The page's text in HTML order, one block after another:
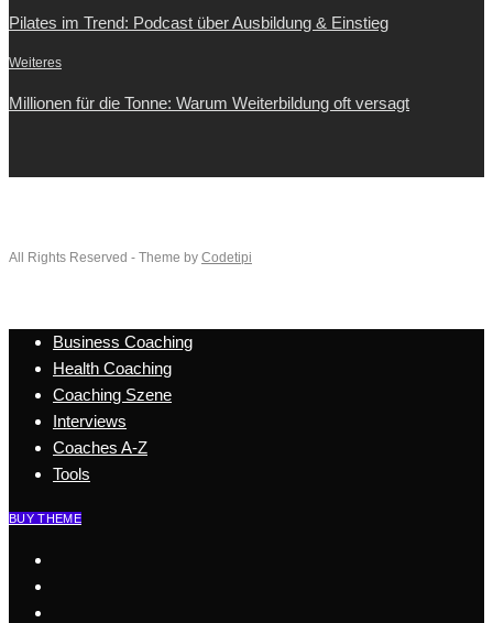
Pilates im Trend: Podcast über Ausbildung & Einstieg
Weiteres
Millionen für die Tonne: Warum Weiterbildung oft versagt
All Rights Reserved - Theme by Codetipi
Business Coaching
Health Coaching
Coaching Szene
Interviews
Coaches A-Z
Tools
BUY THEME